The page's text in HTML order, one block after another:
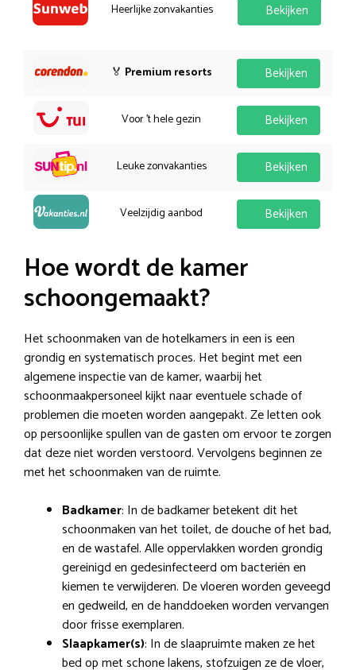
Heerlijke zonvakanties Bekijken
🏅 Premium resorts Bekijken
Voor 't hele gezin Bekijken
Leuke zonvakanties Bekijken
Veelzijdig aanbod Bekijken
Hoe wordt de kamer
schoongemaakt?
Het schoonmaken van de hotelkamers in een is een
grondig en systematisch proces. Het begint met een
algemene inspectie van de kamer, waarbij het
schoonmaakpersoneel kijkt naar eventuele schade of
problemen die moeten worden aangepakt. Ze letten ook
op persoonlijke spullen van de gasten om ervoor te zorgen
dat deze niet worden verstoord. Vervolgens beginnen ze
met het schoonmaken van de ruimte.
Badkamer: In de badkamer betekent dit het
schoonmaken van het toilet, de douche of het bad,
en de wastafel. Alle oppervlakken worden grondig
gereinigd en gedesinfecteerd om bacteriën en
kiemen te verwijderen. De vloeren worden geveegd
en gedweild, en de handdoeken worden vervangen
door frisse exemplaren.
Slaapkamer(s): In de slaapruimte maken ze het
bed op met schone lakens, stofzuigen ze de vloer,